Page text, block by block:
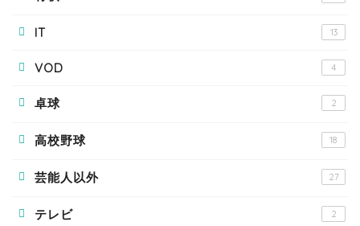
IT 13
VOD 4
卓球 2
高校野球 18
芸能人以外 27
テレビ 2